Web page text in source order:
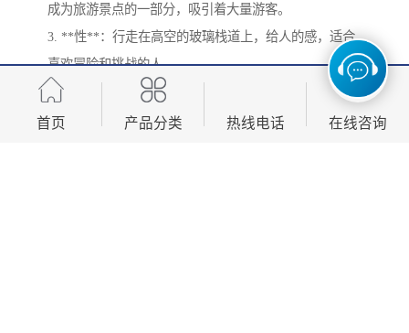
成为旅游景点的一部分，吸引着大量游客。
3. **性**：行走在高空的玻璃栈道上，给人的感，适合
喜欢冒险和挑战的人。
4. **安全性**：现代玻璃栈道通常采用高强度的钢化玻
璃，并配备安全设施，如护栏和定期检查，保障游客的
首页 产品分类 热线电话 在线咨询